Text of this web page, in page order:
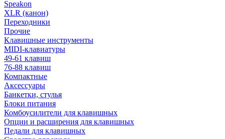
Speakon
XLR (канон)
Переходники
Прочие
Клавишные инструменты
MIDI-клавиатуры
49-61 клавиш
76-88 клавиш
Компактные
Аксессуары
Банкетки, стулья
Блоки питания
Комбоусилители для клавишных
Опции и расширения для клавишных
Педали для клавишных